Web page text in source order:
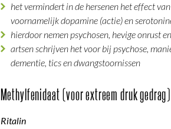
het vermindert in de hersenen het effect
voornamelijk dopamine (actie) en
hierdoor nemen psychosen, hevige onrust
artsen schrijven het voor bij psychose,
dementie, tics en dwangstoornissen
Methylfenidaat (voor extreem druk gedrag)
Ritalin